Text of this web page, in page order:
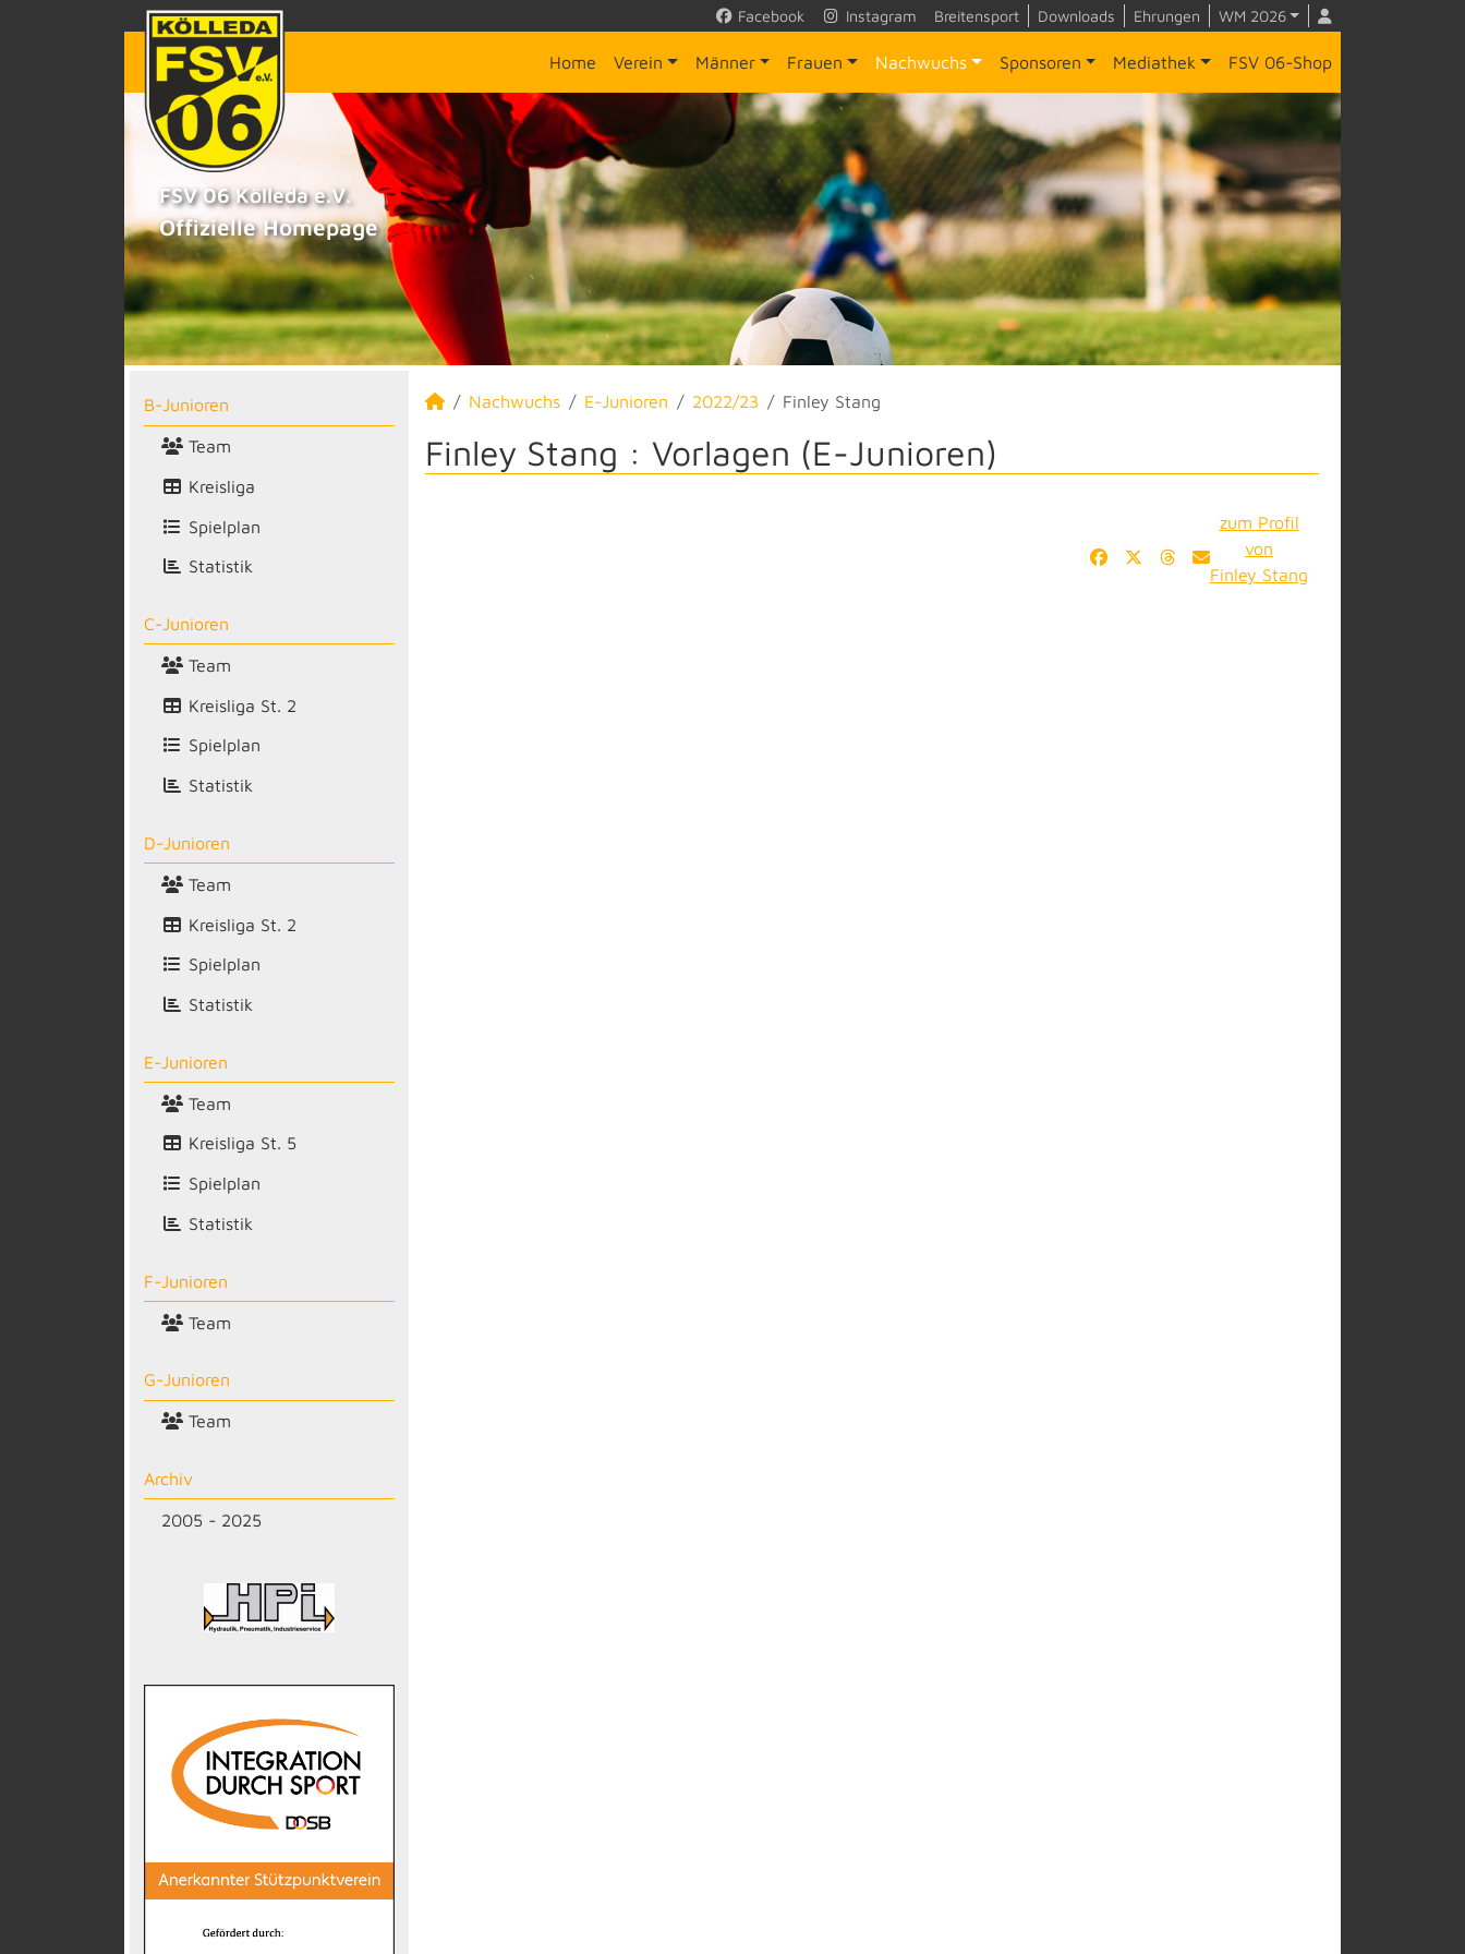
Facebook Instagram Breitensport Downloads Ehrungen WM 2026
Home Verein Männer Frauen Nachwuchs Sponsoren Mediathek FSV 06-Shop
FSV 06 Kölleda e.V.
Offizielle Homepage
B-Junioren
Team
Kreisliga
Spielplan
Statistik
C-Junioren
Team
Kreisliga St. 2
Spielplan
Statistik
D-Junioren
Team
Kreisliga St. 2
Spielplan
Statistik
E-Junioren
Team
Kreisliga St. 5
Spielplan
Statistik
F-Junioren
Team
G-Junioren
Team
Archiv
2005 - 2025
Nachwuchs E-Junioren 2022/23 Finley Stang
Finley Stang : Vorlagen (E-Junioren)
zum Profil
von
Finley Stang